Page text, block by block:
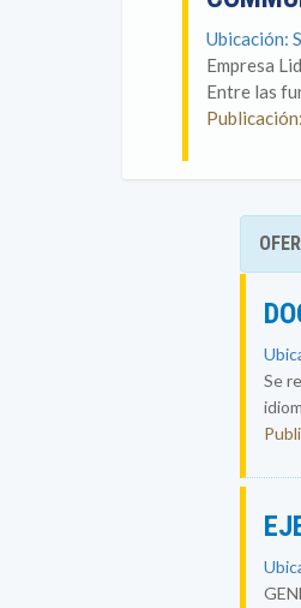
Ubicación:
Empresa
Entre las
Se